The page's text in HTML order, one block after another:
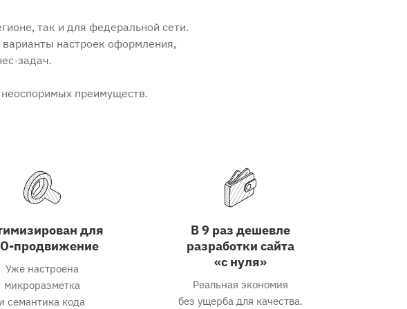
так и для федеральной сети.
настроек оформления,
задач.
преимуществ.
для
продвижение
Уже настроена
микроразметка
и семантика кода
В 9 раз дешевле
разработки сайта
«с нуля»
Реальная экономия
без ущерба для качества.